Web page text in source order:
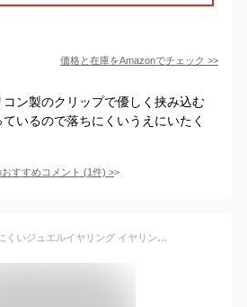
価格と在庫をAmazonでチェック >>
ン製のクリップで優しく挟み込む
いるので落ちにくいうえにいたく
すすめコメント (1件) >
即納 耳が痛くなりにくいジュエルイヤリング イヤリング ノンホールイヤリング ピアス風イヤリング 痛くないイヤリング シンプル 大ぶり ライン イヤリング クリップイヤリング ノンホールピアス 女性 痛くない メール便